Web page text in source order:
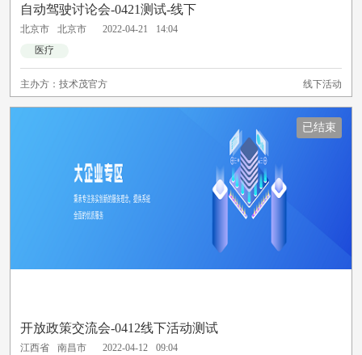
自动驾驶讨论会-0421测试-线下
北京市 北京市 2022-04-21
14:04
医疗
主办方： 技术茂官方 线下活动
已结束
开放政策交流会-0412线下活动测试
江西省 南昌市 2022-04-12
09:04